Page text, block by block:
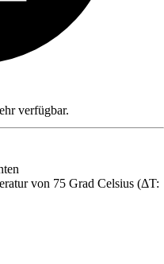
verfügbar.
von 75 Grad Celsius (ΔT: